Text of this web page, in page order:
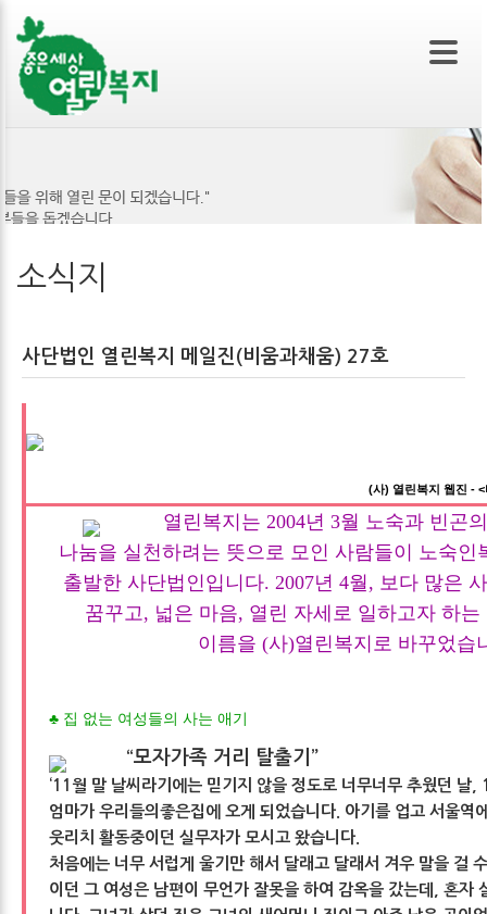
본문 바로가기
소식지
사단법인 열린복지 메일진(비움과채움) 27호
(사) 열린복지 웹진 -
열린복지는 2004년 3월 노숙과 빈곤
나눔을 실천하려는 뜻으로 모인 사람들이 노숙인
출발한 사단법인입니다. 2007년 4월, 보다 많은
꿈꾸고, 넓은 마음, 열린 자세로 일하고자 하
이름을 (사)열린복지로 바꾸었습
♣ 집 없는 여성들의 사는 애기
“모자가족 거리 탈출기”
‘11월 말 날씨라기에는 믿기지 않을 정도로 너무너무 추웠던 날,
엄마가 우리들의좋은집에 오게 되었습니다. 아기를 업고 서울역
웃리치 활동중이던 실무자가 모시고 왔습니다.
처음에는 너무 서럽게 울기만 해서 달래고 달래서 겨우 말을 걸
이던 그 여성은 남편이 무언가 잘못을 하여 감옥을 갔는데, 혼자